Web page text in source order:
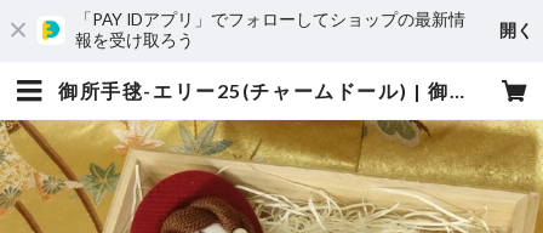
「PAY IDアプリ」でフォローしてショップの最新情
報を受け取ろう
開く
御所手毬-エリー25(チャームドール) | 御所手毬